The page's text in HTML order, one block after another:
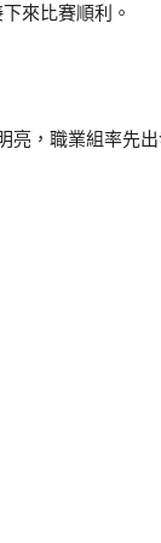
來比賽順利。
亮，職業組率先